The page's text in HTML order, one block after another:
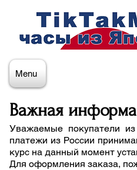
Menu
Важная
Уважаемые покупатели
платежи из России
курс на данный момент
Для оформления заказа,